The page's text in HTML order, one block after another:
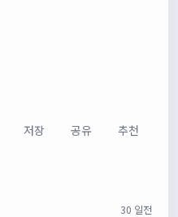
저장 공유 추천
30 일전